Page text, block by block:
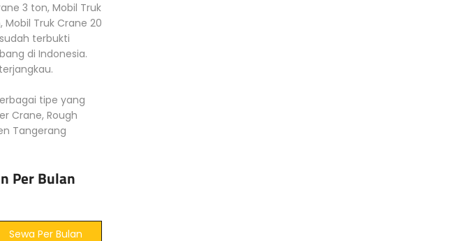
3 ton, Mobil Truk
Mobil Truk Crane 20
terbukti
di Indonesia.
tipe yang
Crane, Rough
Tangerang
Per Bulan
Sewa Per Bulan